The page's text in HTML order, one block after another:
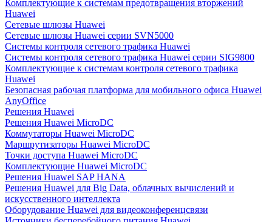
Комплектующие к системам предотвращения вторжений
Huawei
Сетевые шлюзы Huawei
Сетевые шлюзы Huawei серии SVN5000
Системы контроля сетевого трафика Huawei
Системы контроля сетевого трафика Huawei серии SIG9800
Комплектующие к системам контроля сетевого трафика
Huawei
Безопасная рабочая платформа для мобильного офиса Huawei
AnyOffice
Решения Huawei
Решения Huawei MicroDC
Коммутаторы Huawei MicroDC
Маршрутизаторы Huawei MicroDC
Точки доступа Huawei MicroDC
Комплектующие Huawei MicroDC
Решения Huawei SAP HANA
Решения Huawei для Big Data, облачных вычислений и
искусственного интеллекта
Оборудование Huawei для видеоконференцсвязи